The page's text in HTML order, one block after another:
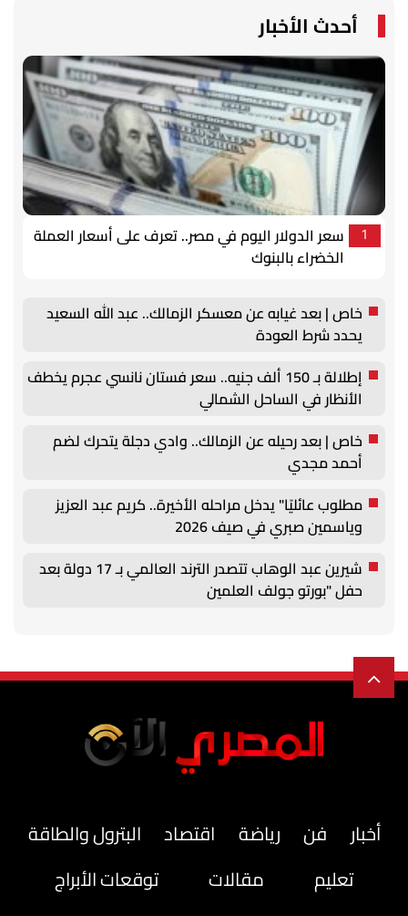
أحدث الأخبار
1
سعر الدولار اليوم في مصر.. تعرف على أسعار العملة
الخضراء بالبنوك
خاص | بعد غيابه عن معسكر الزمالك.. عبد الله السعيد
يحدد شرط العودة
إطلالة بـ 150 ألف جنيه.. سعر فستان نانسي عجرم يخطف
الأنظار في الساحل الشمالي
خاص | بعد رحيله عن الزمالك.. وادي دجلة يتحرك لضم
أحمد مجدي
مطلوب عائليًا" يدخل مراحله الأخيرة.. كريم عبد العزيز
وياسمين صبري في صيف 2026
شيرين عبد الوهاب تتصدر الترند العالمي بـ 17 دولة بعد
حفل "بورتو جولف العلمين
أخبار فن رياضة اقتصاد
البترول والطاقة
تعليم
مقالات
توقعات الأبراج